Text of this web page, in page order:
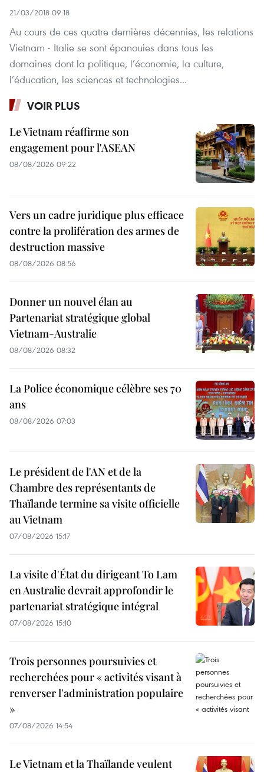
21/03/2018 09:18
Au cours de ces quatre dernières décennies, les relations
Vietnam - Italie se sont épanouies dans tous les
domaines dont la politique, l’économie, la culture,
l’éducation, les sciences et technologies...
VOIR PLUS
Le Vietnam réaffirme son
engagement pour l'ASEAN
08/08/2026 09:22
Vers un cadre juridique plus efficace
contre la prolifération des armes de
destruction massive
08/08/2026 08:56
Donner un nouvel élan au
Partenariat stratégique global
Vietnam-Australie
08/08/2026 08:32
La Police économique célèbre ses 70
ans
08/08/2026 07:03
Le président de l'AN et de la
Chambre des représentants de
Thaïlande termine sa visite officielle
au Vietnam
07/08/2026 15:17
La visite d'État du dirigeant To Lam
en Australie devrait approfondir le
partenariat stratégique intégral
07/08/2026 15:10
Trois personnes poursuivies et
recherchées pour « activités visant à
renverser l'administration populaire
»
07/08/2026 14:54
Le Vietnam et la Thaïlande veulent